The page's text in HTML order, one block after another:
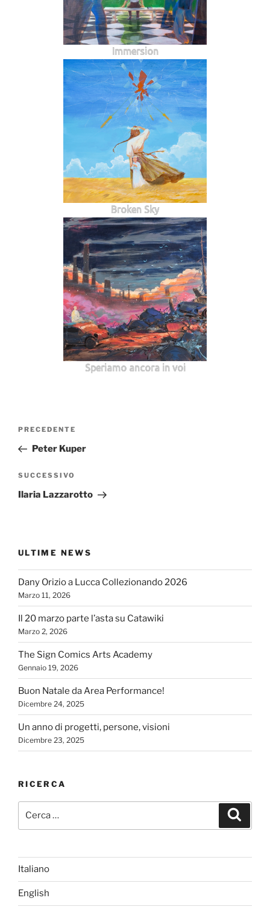
Immersion
Broken Sky
Speriamo ancora in voi
Navigazione
Articolo
precedente:
PRECEDENTE
Peter Kuper
Articolo
successivo
SUCCESSIVO
Ilaria Lazzarotto
ULTIME NEWS
Dany Orizio a Lucca Collezionando 2026
Marzo 11, 2026
Il 20 marzo parte l’asta su Catawiki
Marzo 2, 2026
The Sign Comics Arts Academy
Gennaio 19, 2026
Buon Natale da Area Performance!
Dicembre 24, 2025
Un anno di progetti, persone, visioni
Dicembre 23, 2025
RICERCA
Italiano
English